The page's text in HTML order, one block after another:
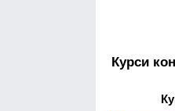
Курси